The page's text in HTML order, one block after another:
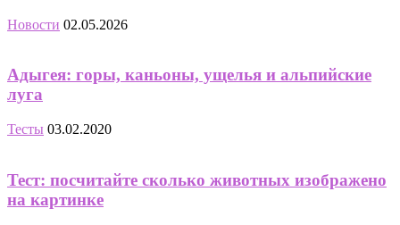
Новости 02.05.2026
Адыгея: горы, каньоны, ущелья и альпийские
луга
Тесты 03.02.2020
Тест: посчитайте сколько животных изображено
на картинке